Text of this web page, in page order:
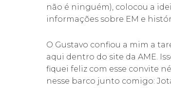
não é ninguém), colocou a
informações sobre EM e
O Gustavo confiou a mim a
aqui dentro do site da AME.
fiquei feliz com esse convite
nesse barco junto comigo: